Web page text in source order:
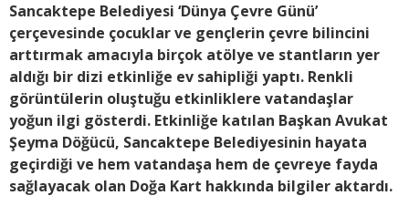
Sancaktepe Belediyesi ‘Dünya Çevre Günü’
çerçevesinde çocuklar ve gençlerin çevre bilincini
arttırmak amacıyla birçok atölye ve stantların yer
aldığı bir dizi etkinliğe ev sahipliği yaptı. Renkli
görüntülerin oluştuğu etkinliklere vatandaşlar
yoğun ilgi gösterdi. Etkinliğe katılan Başkan Avukat
Şeyma Döğücü, Sancaktepe Belediyesinin hayata
geçirdiği ve hem vatandaşa hem de çevreye fayda
sağlayacak olan Doğa Kart hakkında bilgiler aktardı.